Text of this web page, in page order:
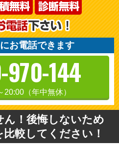
お電話できます
970-144
20:00（年中無休）
！後悔しないため
較してください！